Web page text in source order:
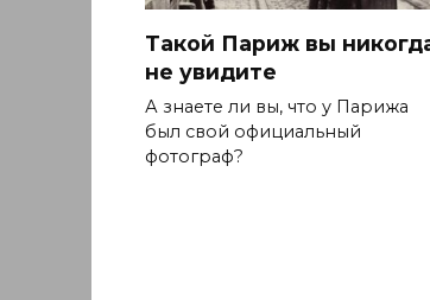
Такой Париж вы
не увидите
А знаете ли вы, что у Парижа
был свой официальный
фотограф?